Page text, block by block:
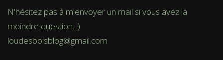
N'hésitez pas à m'envoyer un mail si vous avez la
moindre question. :)
loudesboisblog@gmail.com